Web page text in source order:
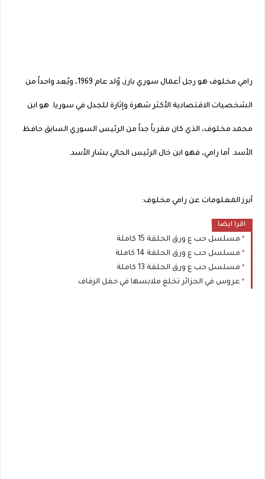
رامي مخلوف هو رجل أعمال سوري بارز، وُلد عام 1969، ويُعد واحداً من
الشخصيات الاقتصادية الأكثر شهرة وإثارة للجدل في سوريا. هو ابن
محمد مخلوف، الذي كان مقرباً جداً من الرئيس السوري السابق حافظ
الأسد. أما رامي، فهو ابن خال الرئيس الحالي بشار الأسد.
أبرز المعلومات عن رامي مخلوف:
اقرا ايضا
مسلسل حب ع ورق الحلقة 15 كاملة
مسلسل حب ع ورق الحلقة 14 كاملة
مسلسل حب ع ورق الحلقة 13 كاملة
عروس في الجزائر تخلع ملابسها في حفل الزفاف